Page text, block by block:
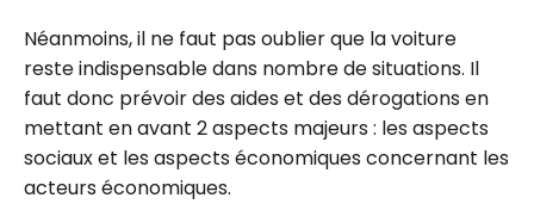
Néanmoins, il ne faut pas oublier que la voiture
reste indispensable dans nombre de situations. Il
faut donc prévoir des aides et des dérogations en
mettant en avant 2 aspects majeurs : les aspects
sociaux et les aspects économiques concernant les
acteurs économiques.